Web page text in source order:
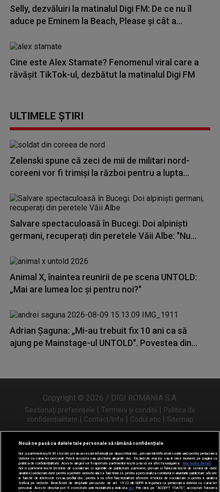
Selly, dezvăluiri la matinalul Digi FM: De ce nu îl
aduce pe Eminem la Beach, Please și cât a...
Cine este Alex Stamate? Fenomenul viral care a
răvășit TikTok-ul, dezbătut la matinalul Digi FM
ULTIMELE ȘTIRI
Zelenski spune că zeci de mii de militari nord-
coreeni vor fi trimiși la război pentru a lupta...
Salvare spectaculoasă în Bucegi. Doi alpiniști
germani, recuperați din peretele Văii Albe: "Nu...
Animal X, înaintea reunirii de pe scena UNTOLD:
„Mai are lumea loc și pentru noi?"
Adrian Șaguna: „Mi-au trebuit fix 10 ani ca să
ajung pe Mainstage-ul UNTOLD". Povestea din...
Copyright © 2026 / DIGI ROMANIA S.A.
Gestionați preferințele | Termeni și condiții | Politica de
confidențialitate | Contact/Info | Codul etic | Sitemap
Urmărește-ne și pe
Nouă ne pasă ca datele tale personale să rămână confidențiale
Noi și partenerii noștri31 stocăm și/sau accesăm informații pe dispozitivul dvs., precum identificatorii cookie unici pentru prelucrarea
datelor cu caracter personal. Puteți accepta sau gestiona alegerile dvs. făcând clic mai jos sau în orice moment, pe pagina cu
politica de confidențialitate. Aceste alegeri vor fi raportate partenerilor noștri și nu vă vor afecta navigarea.
Mai multe detalii
Noi si partenerii nostri (retelele de socializare si agentiile de publicitate partenere, precum si furnizorii nostri de servicii de date
analitice) prelucram date pentru a permite website-ului sa functioneze, pentru a personaliza continutul si anunturile publicitare afisate
in functie de interesele si/sau profilul dvs., pentru a va oferi functionalitati aferente retelelor de socializare si pentru a analiza
traficul pe website. Beneficiati de drepturile prevazute de art. 15-22 din GDPR in legatura cu prelucrarea datelor cu caracter
personal. Aceste drepturi pot fi exercitate prin modalitatea indicata aici. Prin click pe “ACCEPT TOATE”, acceptati folosirea